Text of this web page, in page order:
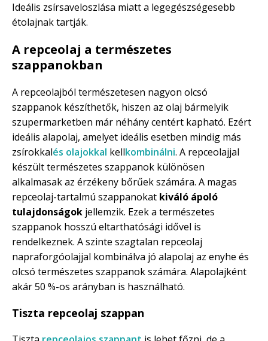
Ideális zsírsaveloszlása miatt a legegészségesebb
étolajnak tartják.
A repceolaj a természetes
szappanokban
A repceolajból természetesen nagyon olcsó
szappanok készíthetők, hiszen az olaj bármelyik
szupermarketben már néhány centért kapható. Ezért
ideális alapolaj, amelyet ideális esetben mindig más
zsírokkalés olajokkal kellkombinálni. A repceolajjal
készült természetes szappanok különösen
alkalmasak az érzékeny bőrűek számára. A magas
repceolaj-tartalmú szappanokat kiváló ápoló
tulajdonságok jellemzik. Ezek a természetes
szappanok hosszú eltarthatósági idővel is
rendelkeznek. A szinte szagtalan repceolaj
napraforgóolajjal kombinálva jó alapolaj az enyhe és
olcsó természetes szappanok számára. Alapolajként
akár 50 %-os arányban is használható.
Tiszta repceolaj szappan